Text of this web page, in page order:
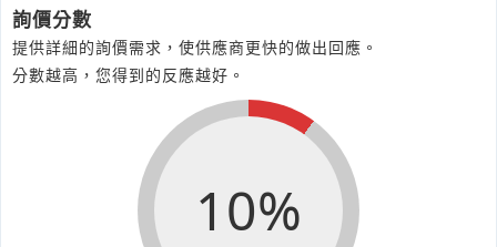
詢價分數
提供詳細的詢價需求，使供應商更快的做出回應。
分數越高，您得到的反應越好。
10%